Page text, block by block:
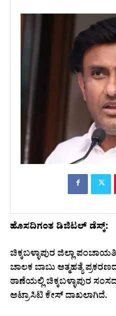
ಹೊಸದಿಗಂತ ಡಿಜಿಟಲ್ ಡೆಸ್ಕ್:
ಚಿಕ್ಕಬಳ್ಳಾಪುರ ಜಿಲ್ಲಾ
ಚಾಲಕ ಬಾಬು ಆತ್ಮಹತ್ಯೆ
ಠಾಣೆಯಲ್ಲಿ ಚಿಕ್ಕಬಳ್ಳಾಪುರ
ಅಟ್ರಾಸಿಟಿ ಕೇಸ್​ ದಾಖಲಾಗಿದೆ.